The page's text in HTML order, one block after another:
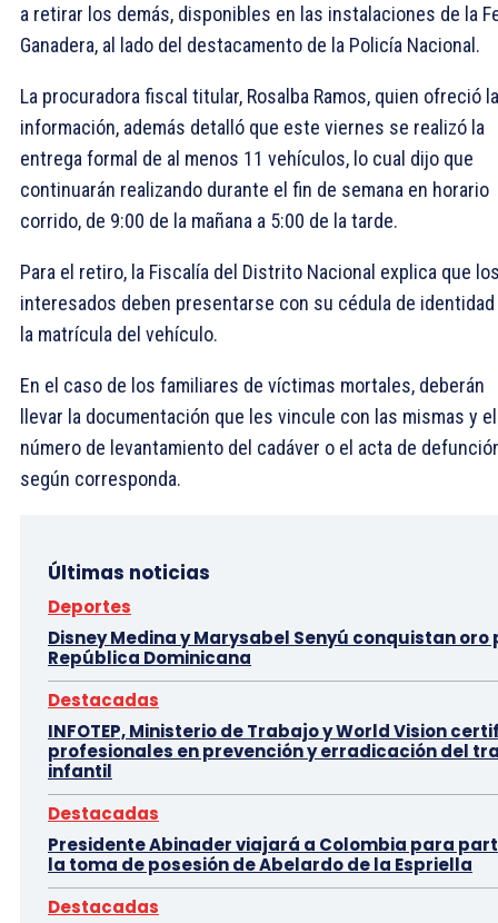
a retirar los demás, disponibles en las instalaciones de la
Ganadera, al lado del destacamento de la Policía Nacional.
La procuradora fiscal titular, Rosalba Ramos, quien ofreció la
información, además detalló que este viernes se realizó la
entrega formal de al menos 11 vehículos, lo cual dijo que
continuarán realizando durante el fin de semana en horario
corrido, de 9:00 de la mañana a 5:00 de la tarde.
Para el retiro, la Fiscalía del Distrito Nacional explica que
interesados deben presentarse con su cédula de identidad
la matrícula del vehículo.
En el caso de los familiares de víctimas mortales, deberán
llevar la documentación que les vincule con las mismas y el
número de levantamiento del cadáver o el acta de
según corresponda.
Últimas noticias
Deportes
Disney Medina y Marysabel Senyú conquistan oro
República Dominicana
Destacadas
INFOTEP, Ministerio de Trabajo y World Vision
profesionales en prevención y erradicación del
infantil
Destacadas
Presidente Abinader viajará a Colombia para
la toma de posesión de Abelardo de la Espriella
Destacadas